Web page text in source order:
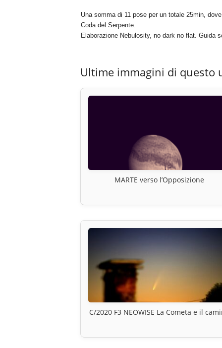
Una somma di 11 pose per un totale 25min,
Coda del Serpente.
Elaborazione Nebulosity, no dark no flat. Guida
Ultime immagini di questo
MARTE verso l’Opposizione
C/2020 F3 NEOWISE La Cometa e il